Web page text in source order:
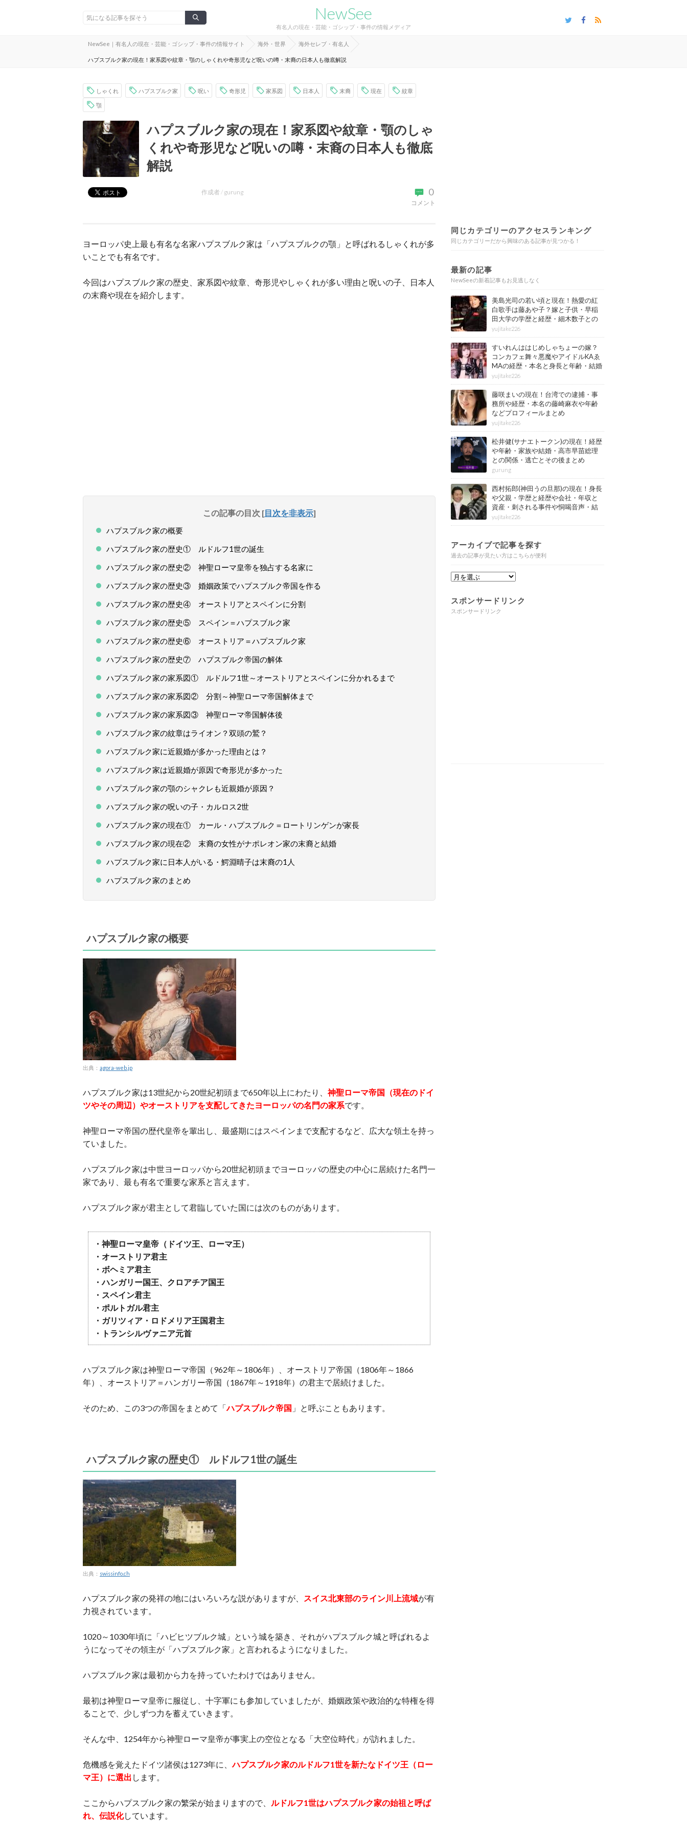
NewSee
有名人の現在・芸能・ゴシップ・事件の情報メディア
NewSee｜有名人の現在・芸能・ゴシップ・事件の情報サイト 海外・世界 海外セレブ・有名人
ハプスブルク家の現在！家系図や紋章・顎のしゃくれや奇形児など呪いの噂・末裔の日本人も徹底解説
しゃくれ ハプスブルク家 呪い 奇形児 家系図 日本人 末裔 現在 紋章
顎
ハプスブルク家の現在！家系図や紋章・顎のしゃ
くれや奇形児など呪いの噂・末裔の日本人も徹底
解説
0
コメント
作成者 / gurung
ヨーロッパ史上最も有名な名家ハプスブルク家は「ハプスブルクの顎」と呼ばれるしゃくれが多
いことでも有名です。
今回はハプスブルク家の歴史、家系図や紋章、奇形児やしゃくれが多い理由と呪いの子、日本人
の末裔や現在を紹介します。
この記事の目次 [目次を非表示]
ハプスブルク家の概要
ハプスブルク家の歴史① ルドルフ1世の誕生
ハプスブルク家の歴史② 神聖ローマ皇帝を独占する名家に
ハプスブルク家の歴史③ 婚姻政策でハプスブルク帝国を作る
ハプスブルク家の歴史④ オーストリアとスペインに分割
ハプスブルク家の歴史⑤ スペイン＝ハプスブルク家
ハプスブルク家の歴史⑥ オーストリア＝ハプスブルク家
ハプスブルク家の歴史⑦ ハプスブルク帝国の解体
ハプスブルク家の家系図① ルドルフ1世～オーストリアとスペインに分かれるまで
ハプスブルク家の家系図② 分割～神聖ローマ帝国解体まで
ハプスブルク家の家系図③ 神聖ローマ帝国解体後
ハプスブルク家の紋章はライオン？双頭の鷲？
ハプスブルク家に近親婚が多かった理由とは？
ハプスブルク家は近親婚が原因で奇形児が多かった
ハプスブルク家の顎のシャクレも近親婚が原因？
ハプスブルク家の呪いの子・カルロス2世
ハプスブルク家の現在① カール・ハプスブルク＝ロートリンゲンが家長
ハプスブルク家の現在② 末裔の女性がナポレオン家の末裔と結婚
ハプスブルク家に日本人がいる・鰐淵晴子は末裔の1人
ハプスブルク家のまとめ
ハプスブルク家の概要
出典： agora-web.jp
ハプスブルク家は13世紀から20世紀初頭まで650年以上にわたり、神聖ローマ帝国（現在のドイ
ツやその周辺）やオーストリアを支配してきたヨーロッパの名門の家系です。
神聖ローマ帝国の歴代皇帝を輩出し、最盛期にはスペインまで支配するなど、広大な領土を持っ
ていました。
ハプスブルク家は中世ヨーロッパから20世紀初頭までヨーロッパの歴史の中心に居続けた名門一
家であり、最も有名で重要な家系と言えます。
ハプスブルク家が君主として君臨していた国には次のものがあります。
・神聖ローマ皇帝（ドイツ王、ローマ王）
・オーストリア君主
・ボヘミア君主
・ハンガリー国王、クロアチア国王
・スペイン君主
・ポルトガル君主
・ガリツィア・ロドメリア王国君主
・トランシルヴァニア元首
ハプスブルク家は神聖ローマ帝国（962年～1806年）、オーストリア帝国（1806年～1866
年）、オーストリア＝ハンガリー帝国（1867年～1918年）の君主で居続けました。
そのため、この3つの帝国をまとめて「ハプスブルク帝国 」と呼ぶこともあります。
ハプスブルク家の歴史① ルドルフ1世の誕生
出典： swissinfo.ch
ハプスブルク家の発祥の地にはいろいろな説がありますが、 スイス北東部のライン川上流域が有
力視されています。
1020～1030年頃に「ハビヒツブルク城」という城を築き、それがハプスブルク城と呼ばれるよ
うになってその領主が「ハプスブルク家」と言われるようになりました。
ハプスブルク家は最初から力を持っていたわけではありません。
最初は神聖ローマ皇帝に服従し、十字軍にも参加していましたが、婚姻政策や政治的な特権を得
ることで、少しずつ力を蓄えていきます。
そんな中、1254年から神聖ローマ皇帝が事実上の空位となる「大空位時代」が訪れました。
危機感を覚えたドイツ諸侯は1273年に、ハプスブルク家のルドルフ1世を新たなドイツ王（ロー
マ王）に選出 します。
ここからハプスブルク家の繁栄が始まりますので、 ルドルフ1世はハプスブルク家の始祖と呼ば
れ、伝説化しています。
同じカテゴリーのアクセスランキング
同じカテゴリーだから興味のある記事が見つかる！
最新の記事
NewSeeの新着記事もお見逃しなく
美島光司の若い頃と現在！熱愛の紅
白歌手は藤あや子？嫁と子供・早稲
田大学の学歴と経歴・細木数子との
確執もまとめ
yujitake226
すいれんははじめしゃちょーの嫁？
コンカフェ舞々悪魔やアイドルKAゑ
MAの経歴・本名と身長と年齢・結婚
情報もまとめ
yujitake226
藤咲まいの現在！台湾での逮捕・事
務所や経歴・本名の藤崎麻衣や年齢
などプロフィールまとめ
yujitake226
松井健(サナエトークン)の現在！経歴
や年齢・家族や結婚・高市早苗総理
との関係・逃亡とその後まとめ
gurung
西村拓郎(神田うの旦那)の現在！身長
や父親・学歴と経歴や会社・年収と
資産・刺される事件や恫喝音声・結
婚と子供や自宅・脳梗塞の病気もま
とめ
yujitake226
アーカイブで記事を探す
過去の記事が見たい方はこちらが便利
スポンサードリンク
スポンサードリンク